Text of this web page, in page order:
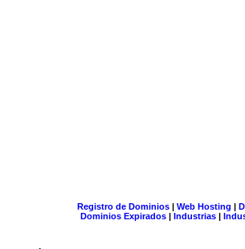
Registro de Dominios| Web Hosting |
Dominios Expirados | Industrias |